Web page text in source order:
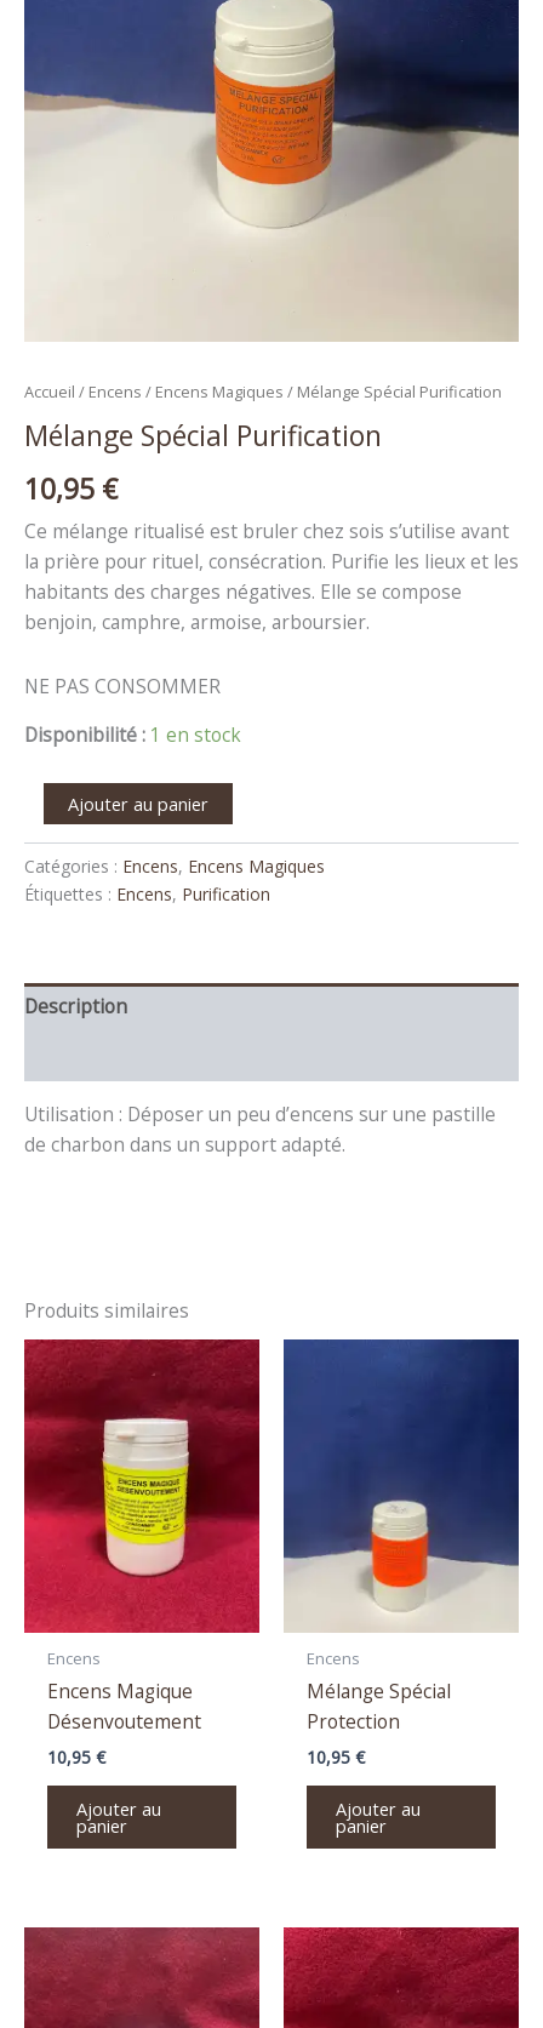
Accueil / Encens / Encens Magiques / Mélange Spécial Purification
Mélange Spécial Purification
10,95 €
Ce mélange ritualisé est bruler chez sois s’utilise avant
la prière pour rituel, consécration. Purifie les lieux et les
habitants des charges négatives. Elle se compose
benjoin, camphre, armoise, arboursier.
NE PAS CONSOMMER
Disponibilité : 1 en stock
Ajouter au panier
Catégories : Encens, Encens Magiques
Étiquettes : Encens, Purification
Description
Utilisation : Déposer un peu d’encens sur une pastille
de charbon dans un support adapté.
Produits similaires
Encens
Encens Magique
Désenvoutement
10,95 €
Ajouter au
panier
Encens
Mélange Spécial
Protection
10,95 €
Ajouter au
panier